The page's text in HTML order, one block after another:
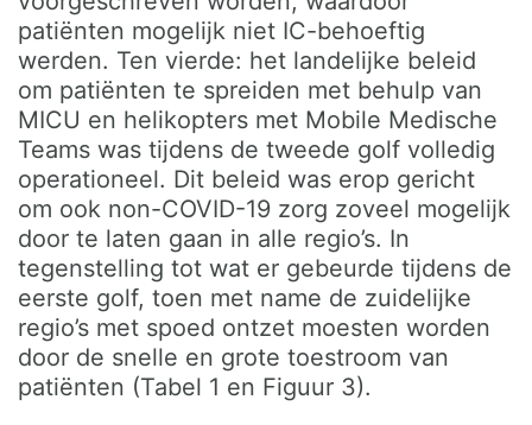
patiënten mogelijk niet IC-behoeftig
werden. Ten vierde: het landelijke beleid
om patiënten te spreiden met behulp van
MICU en helikopters met Mobile Medische
Teams was tijdens de tweede golf volledig
operationeel. Dit beleid was erop gericht
om ook non-COVID-19 zorg zoveel mogelijk
door te laten gaan in alle regio’s. In
tegenstelling tot wat er gebeurde tijdens de
eerste golf, toen met name de zuidelijke
regio’s met spoed ontzet moesten worden
door de snelle en grote toestroom van
patiënten (Tabel 1 en Figuur 3).